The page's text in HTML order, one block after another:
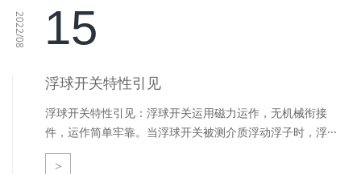
2022/08 15
浮球开关特性引见
浮球开关特性引见：浮球开关运用磁力运作，无机械衔接
件，运作简单牢靠。当浮球开关被测介质浮动浮子时，浮···
>